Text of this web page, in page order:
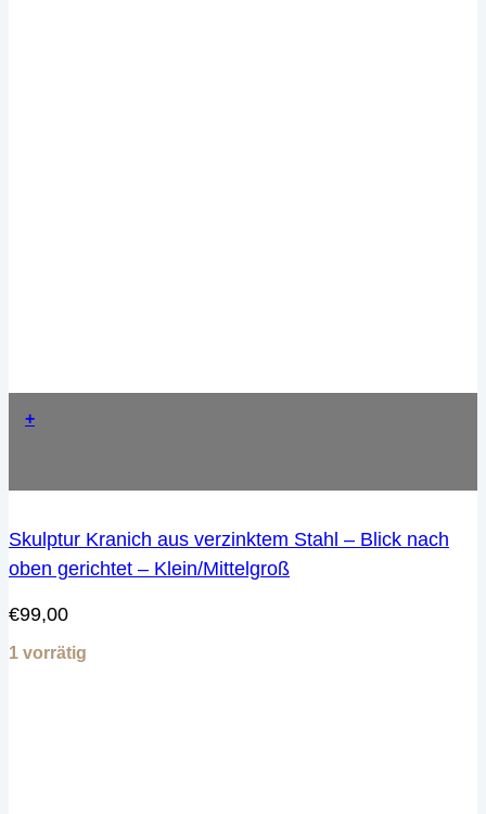
+
Skulptur Kranich aus verzinktem Stahl – Blick nach
oben gerichtet – Klein/Mittelgroß
€99,00
1 vorrätig